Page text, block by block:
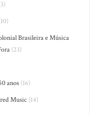
Brasileira e Música
(23)
anos(16)
Music (14)